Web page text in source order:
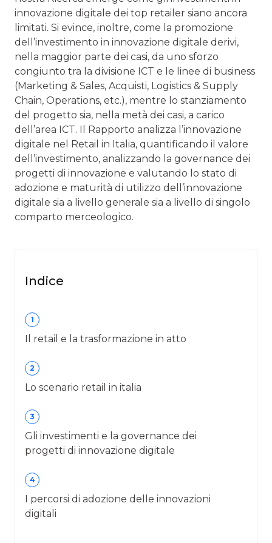
innovazione digitale dei top retailer siano ancora
limitati. Si evince, inoltre, come la promozione
dell’investimento in innovazione digitale derivi,
nella maggior parte dei casi, da uno sforzo
congiunto tra la divisione ICT e le linee di business
(Marketing & Sales, Acquisti, Logistics & Supply
Chain, Operations, etc.), mentre lo stanziamento
del progetto sia, nella metà dei casi, a carico
dell’area ICT. Il Rapporto analizza l’innovazione
digitale nel Retail in Italia, quantificando il valore
dell’investimento, analizzando la governance dei
progetti di innovazione e valutando lo stato di
adozione e maturità di utilizzo dell’innovazione
digitale sia a livello generale sia a livello di singolo
comparto merceologico.
Indice
1
Il retail e la trasformazione in atto
2
Lo scenario retail in italia
3
Gli investimenti e la governance dei
progetti di innovazione digitale
4
I percorsi di adozione delle innovazioni
digitali